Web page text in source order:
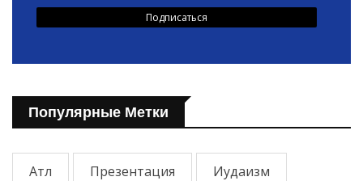
Популярные Метки
Атл Презентация Иудаизм